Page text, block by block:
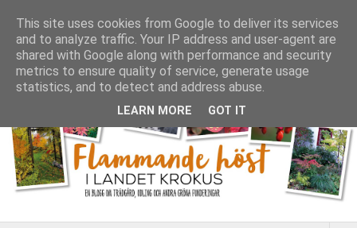
This site uses cookies from Google to deliver its services
and to analyze traffic. Your IP address and user-agent are
shared with Google along with performance and security
metrics to ensure quality of service, generate usage
statistics, and to detect and address abuse.
LEARN MORE GOT IT